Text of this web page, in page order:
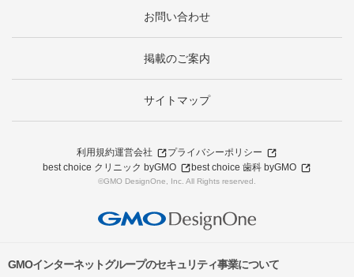
お問い合わせ
掲載のご案内
サイトマップ
利用規約運営会社
プライバシーポリシー
best choice クリニック byGMO
best choice 歯科 byGMO
©GMO DesignOne, Inc. All Rights reserved.
GMOインターネットグループのセキュリティ事業について